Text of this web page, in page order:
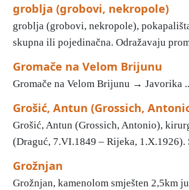
groblja (grobovi, nekropole)
groblja (grobovi, nekropole),
skupna ili pojedinačna. Odražavaju
Gromače na Velom Brijunu
Gromače na Velom Brijunu → Javorika
Grošić, Antun (Grossich,
Grošić, Antun (Grossich, Antonio),
(Draguć, 7.VI.1849 – Rijeka, 1.X.1926).
Grožnjan
Grožnjan, kamenolom smješten 2,5km